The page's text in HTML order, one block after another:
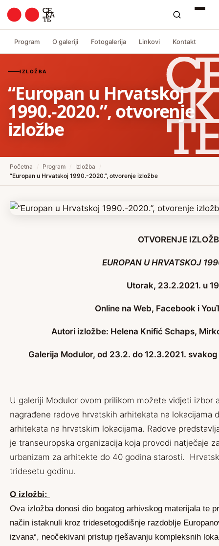
Program O galeriji Fotogalerija Linkovi Kontakt
IZLOŽBA
“Europan u Hrvatskoj
1990.-2020.”, otvorenje
izložbe
Početna Program Izložba
“Europan u Hrvatskoj 1990.-2020.”, otvorenje izložbe
OTVORENJE
EUROPAN U HRVATSKOJ
Utorak, 23.2.2021. u
Online na Web, Facebook i
Autori izložbe: Helena Knifić Schaps,
Galerija Modulor, od 23.2. do 12.3.2021.
U galeriji Modulor ovom prilikom možete vidjeti izbor
nagrađene radove hrvatskih arhitekata na lokacijama
arhitekata na hrvatskim lokacijama. Radove
je transeuropska organizacija koja provodi natječaje
urbanizam za arhitekte do 40 godina starosti.
tridesetu godinu.
O izložbi:
Ova izložba donosi dio bogatog arhivskog materijala te
način istaknuli kroz tridesetogodišnje razdoblje
izvana“, neočekivani pristup rješavanju kompleksnih